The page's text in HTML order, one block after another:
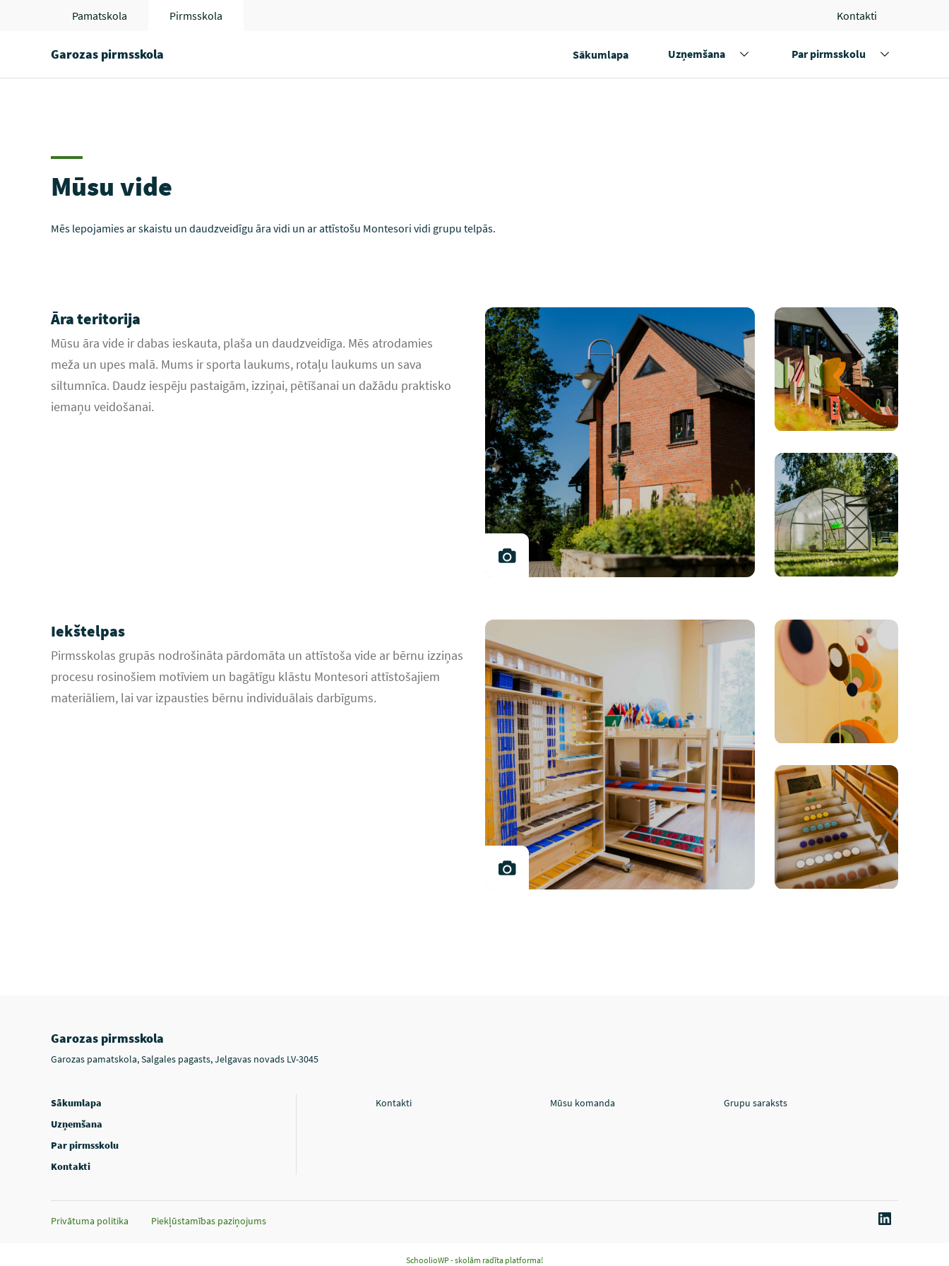
Pamatskola Pirmsskola Kontakti
Garozas pirmsskola Sākumlapa Uzņemšana Par pirmsskolu
Mūsu vide
Mēs lepojamies ar skaistu un daudzveidīgu āra vidi un ar attīstošu Montesori vidi grupu telpās.
Āra teritorija
Mūsu āra vide ir dabas ieskauta, plaša un daudzveidīga. Mēs atrodamies
meža un upes malā. Mums ir sporta laukums, rotaļu laukums un sava
siltumnīca. Daudz iespēju pastaigām, izziņai, pētīšanai un dažādu praktisko
iemaņu veidošanai.
Iekštelpas
Pirmsskolas grupās nodrošināta pārdomāta un attīstoša vide ar bērnu izziņas
procesu rosinošiem motīviem un bagātīgu klāstu Montesori attīstošajiem
materiāliem, lai var izpausties bērnu individuālais darbīgums.
Garozas pirmsskola
Garozas pamatskola, Salgales pagasts, Jelgavas novads LV-3045
Sākumlapa
Uzņemšana
Par pirmsskolu
Kontakti
Kontakti Mūsu komanda Grupu saraksts
Privātuma politika Piekļūstamības paziņojums
SchoolioWP - skolām radīta platforma!